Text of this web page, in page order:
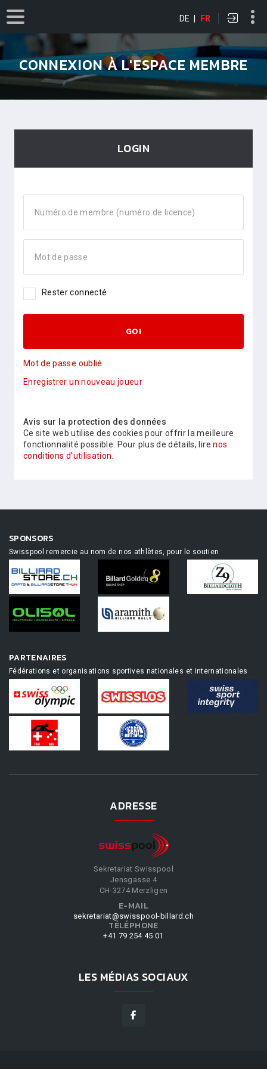
DE | FR
CONNEXION À L'ESPACE MEMBRE
LOGIN
Numéro de membre (numéro de licence)
Mot de passe
Rester connecté
GO!
Mot de passe oublié
Enregistrer un nouveau joueur
Avis sur la protection des données
Ce site web utilise des cookies pour offrir la meilleure
fonctionnalité possible. Pour plus de détails, lirenos
conditions d'utilisation.
SPONSORS
Swisspool remercie au nom de nos athlètes, pour le soutien
PARTENAIRES
Fédérations et organisations sportives nationales et internationales
ADRESSE
Sekretariat Swisspool
Jensgasse 4
CH-3274 Merzligen
E-MAIL
sekretariat@swisspool-billard.ch
TÉLÉPHONE
+41 79 254 45 01
LES MÉDIAS SOCIAUX